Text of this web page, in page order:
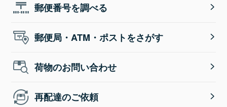
郵便番号を調べる
郵便局・ATM・ポストをさがす
荷物のお問い合わせ
再配達のご依頼